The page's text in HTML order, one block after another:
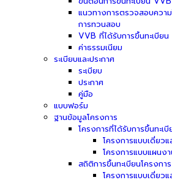
แนวทางการตรวจสอบความ
การทวนสอบ
VVB ที่ได้รับการขึ้นทะเบียน
ค่าธรรมเนียม
ระเบียบและประกาศ
ระเบียบ
ประกาศ
คู่มือ
แบบฟอร์ม
ฐานข้อมูลโครงการ
โครงการที่ได้รับการขึ้นทะเบี
โครงการแบบเดี่ยว
โครงการแบบแผนง
สถิติการขึ้นทะเบียนโครงการ
โครงการแบบเดี่ยว